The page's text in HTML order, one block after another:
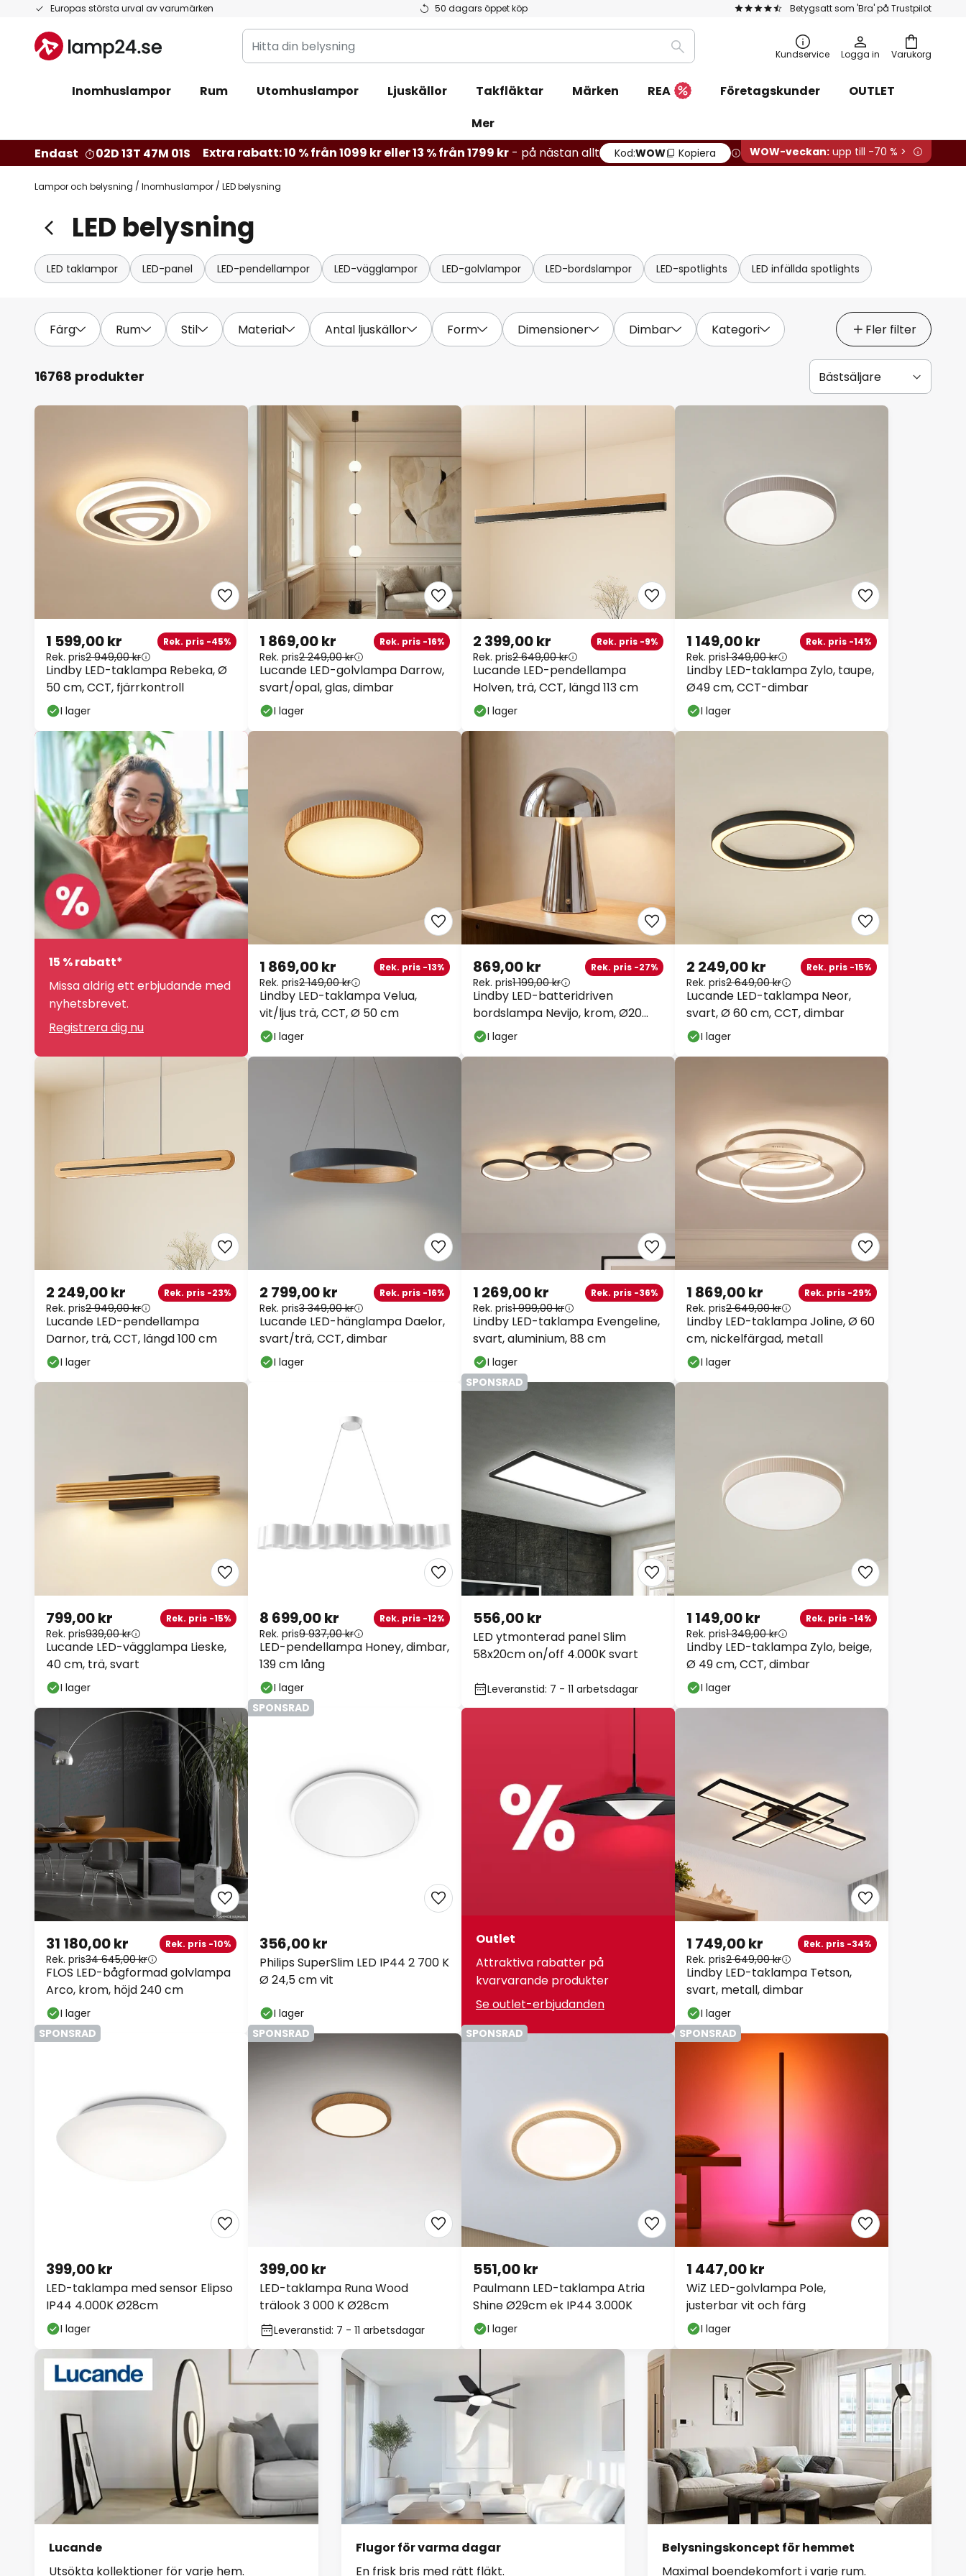
Europas största urval av varumärken 50 dagars öppet köp Betygsatt som 'Bra' på Trustpilot
Hoppa
innehållet
Varukorg
Hitta
din
Sök Kundservice Logga in
Inomhuslampor Rum Utomhuslampor Ljuskällor Takfläktar Märken REA Företagskunder
OUTLET
Mer
Endast
02D 13T 47M 00S Extra rabatt: 10 % från 1099 kr eller 13 % från 1799 kr - på nästan allt Kod:WOW Kopiera WOW-veckan: upp till -70 % >
Lampor och belysning Inomhuslampor LED belysning
LED belysning
LED taklampor LED-panel LED-pendellampor LED-vägglampor LED-golvlampor LED-bordslampor LED-spotlights LED infällda spotlights
Färg Rum Stil Material Antal ljuskällor Form Dimensioner Dimbar Kategori Fler filter
16768 produkter
Lindby LED-taklampa Rebeka, Ø
50 cm, CCT, fjärrkontroll
1 599,00 kr Rek. pris -45%
Rek. pris2 949,00 kr
I lager
Lucande LED-golvlampa Darrow,
svart/opal, glas, dimbar
1 869,00 kr Rek. pris -16%
Rek. pris2 249,00 kr
I lager
Lucande LED-pendellampa
Holven, trä, CCT, längd 113 cm
2 399,00 kr Rek. pris -9%
Rek. pris2 649,00 kr
I lager
Lindby LED-taklampa Zylo, taupe,
Ø49 cm, CCT-dimbar
1 149,00 kr Rek. pris -14%
Rek. pris1 349,00 kr
I lager
15 % rabatt*
Missa aldrig ett erbjudande med
nyhetsbrevet.
Registrera dig nu
Lindby LED-taklampa Velua,
vit/ljus trä, CCT, Ø 50 cm
1 869,00 kr Rek. pris -13%
Rek. pris2 149,00 kr
I lager
Lindby LED-batteridriven
bordslampa Nevijo, krom, Ø20
cm, USB, dimmer
869,00 kr Rek. pris -27%
Rek. pris1 199,00 kr
I lager
Lucande LED-taklampa Neor,
svart, Ø 60 cm, CCT, dimbar
2 249,00 kr Rek. pris -15%
Rek. pris2 649,00 kr
I lager
Lucande LED-pendellampa
Darnor, trä, CCT, längd 100 cm
2 249,00 kr Rek. pris -23%
Rek. pris2 949,00 kr
I lager
Lucande LED-hänglampa Daelor,
svart/trä, CCT, dimbar
2 799,00 kr Rek. pris -16%
Rek. pris3 349,00 kr
I lager
Lindby LED-taklampa Evengeline,
svart, aluminium, 88 cm
1 269,00 kr Rek. pris -36%
Rek. pris1 999,00 kr
I lager
Lindby LED-taklampa Joline, Ø 60
cm, nickelfärgad, metall
1 869,00 kr Rek. pris -29%
Rek. pris2 649,00 kr
I lager
Lucande LED-vägglampa Lieske,
40 cm, trä, svart
799,00 kr Rek. pris -15%
Rek. pris939,00 kr
I lager
LED-pendellampa Honey, dimbar,
139 cm lång
8 699,00 kr Rek. pris -12%
Rek. pris9 937,00 kr
I lager
SPONSRAD
LED ytmonterad panel Slim
58x20cm on/off 4.000K svart
556,00 kr
Leveranstid: 7 - 11 arbetsdagar
Lindby LED-taklampa Zylo, beige,
Ø 49 cm, CCT, dimbar
1 149,00 kr Rek. pris -14%
Rek. pris1 349,00 kr
I lager
FLOS LED-bågformad golvlampa
Arco, krom, höjd 240 cm
31 180,00 kr Rek. pris -10%
Rek. pris34 645,00 kr
I lager
SPONSRAD
Philips SuperSlim LED IP44 2 700 K
Ø 24,5 cm vit
356,00 kr
I lager
Outlet
Attraktiva rabatter på
kvarvarande produkter
Se outlet-erbjudanden
Lindby LED-taklampa Tetson,
svart, metall, dimbar
1 749,00 kr Rek. pris -34%
Rek. pris2 649,00 kr
I lager
SPONSRAD
LED-taklampa med sensor Elipso
IP44 4.000K Ø28cm
399,00 kr
I lager
SPONSRAD
LED-taklampa Runa Wood
trälook 3 000 K Ø28cm
399,00 kr
Leveranstid: 7 - 11 arbetsdagar
SPONSRAD
Paulmann LED-taklampa Atria
Shine Ø29cm ek IP44 3.000K
551,00 kr
I lager
SPONSRAD
WiZ LED-golvlampa Pole,
justerbar vit och färg
1 447,00 kr
I lager
Lucande
Utsökta kollektioner för varje hem.
Flugor för varma dagar
En frisk bris med rätt fläkt.
Belysningskoncept för hemmet
Maximal boendekomfort i varje rum.